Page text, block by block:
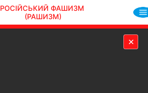
РОСІЙСЬКИЙ ФАШИЗМ
(РАШИЗМ)
✕